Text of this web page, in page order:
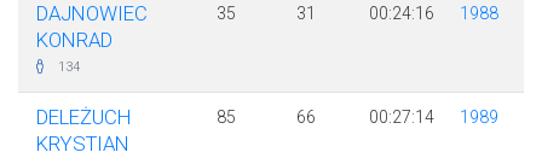
DAJNOWIEC
KONRAD
134
35 31 00:24:16 1988
DELEŻUCH
KRYSTIAN
85 66 00:27:14 1989